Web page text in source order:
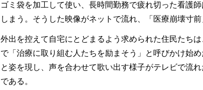
ゴミ袋を加工して使い、長時間勤務で疲れ切った看護
しまう。そうした映像がネットで流れ、「医療崩壊寸前
外出を控えて自宅にとどまるよう求められた住民たち
で「治療に取り組む人たちを励まそう」と呼びかけ始
と姿を現し、声を合わせて歌い出す様子がテレビで流
である。